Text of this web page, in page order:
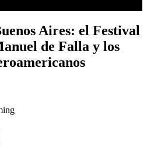
Aires: el Festival
de Falla y los